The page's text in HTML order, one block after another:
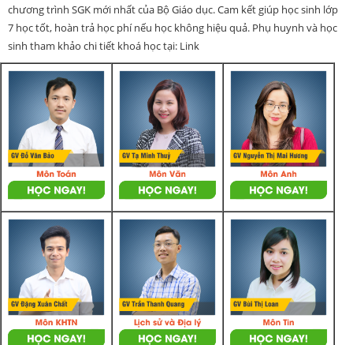
chương trình SGK mới nhất của Bộ Giáo dục. Cam kết giúp học sinh lớp
7 học tốt, hoàn trả học phí nếu học không hiệu quả. Phụ huynh và học
sinh tham khảo chi tiết khoá học tại: Link